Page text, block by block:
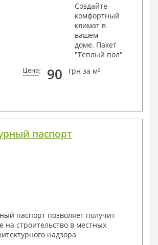
Создайте
комфортный
климат в
вашем
доме. Пакет
"Теплый пол"
Цена: 90 грн за м²
паспорт
паспорт позволяет получит
на строительство в местных
надзора